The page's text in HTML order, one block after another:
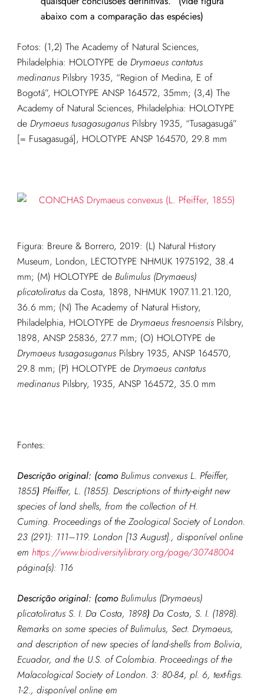
abaixo com a comparação das espécies)
Fotos: (1,2) The Academy of Natural Sciences,
Philadelphia: HOLOTYPE de Drymaeus cantatus
medinanusPilsbry 1935, “Region of Medina, E of
Bogotá”, HOLOTYPE ANSP 164572, 35mm; (3,4) The
Academy of Natural Sciences, Philadelphia: HOLOTYPE
de Drymaeus tusagasuganusPilsbry 1935, “Tusagasugá”
[= Fusagasugá], HOLOTYPE ANSP 164570, 29.8 mm
Figura: Breure & Borrero, 2019: (L) Natural History
Museum, London, LECTOTYPE NHMUK 1975192, 38.4
mm; (M) HOLOTYPE de Bulimulus (Drymaeus)
plicatoliratusda Costa, 1898, NHMUK 1907.11.21.120,
36.6 mm; (N) The Academy of Natural History,
Philadelphia, HOLOTYPE de Drymaeus fresnoensisPilsbry,
1898, ANSP 25836, 27.7 mm; (O) HOLOTYPE de
Drymaeus tusagasuganusPilsbry 1935, ANSP 164570,
29.8 mm; (P) HOLOTYPE de Drymaeus cantatus
medinanusPilsbry, 1935, ANSP 164572, 35.0 mm
Fontes:
Descrição original: (como Bulimus convexus L. Pfeiffer,
1855) Pfeiffer, L. (1855). Descriptions of thirty-eight new
species of land shells, from the collection of H.
Cuming. Proceedings of the Zoological Society of London.
23 (291): 111–119. London [13 August]., disponível online
em https://www.biodiversitylibrary.org/page/30748004
página(s): 116
Descrição original: (como Bulimulus (Drymaeus)
plicatoliratus S. I. Da Costa, 1898) Da Costa, S. I. (1898).
Remarks on some species of Bulimulus, Sect. Drymaeus,
and description of new species of land-shells from Bolivia,
Ecuador, and the U.S. of Colombia. Proceedings of the
Malacological Society of London. 3: 80-84, pl. 6, text-figs.
1-2., disponível online em